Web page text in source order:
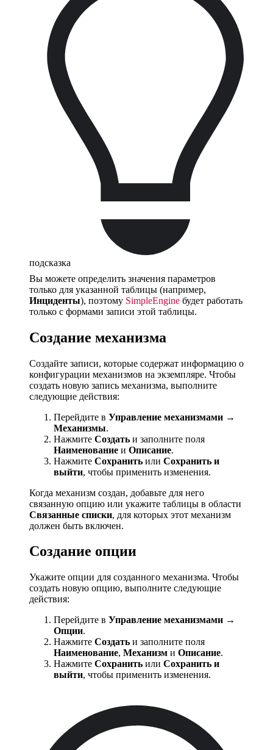
подсказка
Вы можете определить значения параметров
только для указанной таблицы (например,
Инциденты), поэтому SimpleEngine будет работать
только с формами записи этой таблицы.
Создание механизма
Создайте записи, которые содержат информацию о
конфигурации механизмов на экземпляре. Чтобы
создать новую запись механизма, выполните
следующие действия:
Перейдите в Управление механизмами →
Механизмы.
Нажмите Создать и заполните поля
Наименование и Описание.
Нажмите Сохранить или Сохранить и
выйти, чтобы применить изменения.
Когда механизм создан, добавьте для него
связанную опцию или укажите таблицы в области
Связанные списки, для которых этот механизм
должен быть включен.
Создание опции
Укажите опции для созданного механизма. Чтобы
создать новую опцию, выполните следующие
действия:
Перейдите в Управление механизмами →
Опции.
Нажмите Создать и заполните поля
Наименование, Механизм и Описание.
Нажмите Сохранить или Сохранить и
выйти, чтобы применить изменения.